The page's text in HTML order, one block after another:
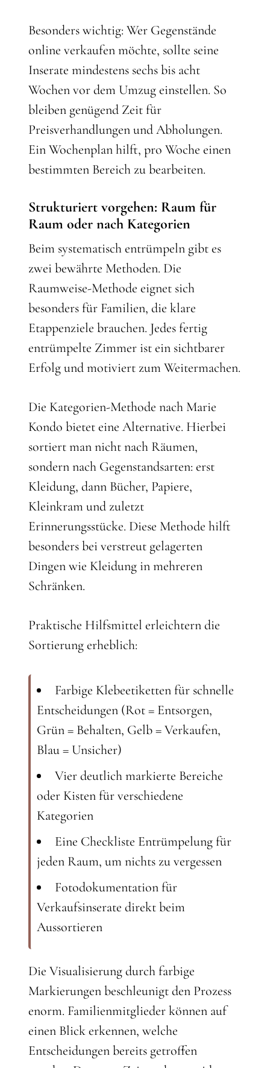
Besonders wichtig: Wer Gegenstände
online verkaufen möchte, sollte seine
Inserate mindestens sechs bis acht
Wochen vor dem Umzug einstellen. So
bleiben genügend Zeit für
Preisverhandlungen und Abholungen.
Ein Wochenplan hilft, pro Woche einen
bestimmten Bereich zu bearbeiten.
Strukturiert vorgehen: Raum für
Raum oder nach Kategorien
Beim systematisch entrümpeln gibt es
zwei bewährte Methoden. Die
Raumweise-Methode eignet sich
besonders für Familien, die klare
Etappenziele brauchen. Jedes fertig
entrümpelte Zimmer ist ein sichtbarer
Erfolg und motiviert zum Weitermachen.
Die Kategorien-Methode nach Marie
Kondo bietet eine Alternative. Hierbei
sortiert man nicht nach Räumen,
sondern nach Gegenstandsarten: erst
Kleidung, dann Bücher, Papiere,
Kleinkram und zuletzt
Erinnerungsstücke. Diese Methode hilft
besonders bei verstreut gelagerten
Dingen wie Kleidung in mehreren
Schränken.
Praktische Hilfsmittel erleichtern die
Sortierung erheblich:
Farbige Klebeetiketten für schnelle
Entscheidungen (Rot = Entsorgen,
Grün = Behalten, Gelb = Verkaufen,
Blau = Unsicher)
Vier deutlich markierte Bereiche
oder Kisten für verschiedene
Kategorien
Eine Checkliste Entrümpelung für
jeden Raum, um nichts zu vergessen
Fotodokumentation für
Verkaufsinserate direkt beim
Aussortieren
Die Visualisierung durch farbige
Markierungen beschleunigt den Prozess
enorm. Familienmitglieder können auf
einen Blick erkennen, welche
Entscheidungen bereits getroffen